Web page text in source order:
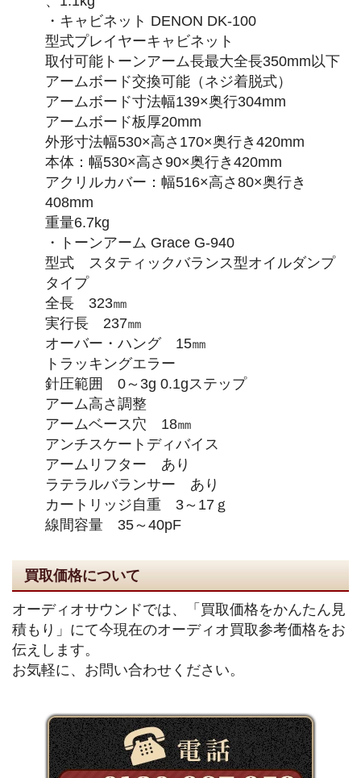
・キャビネット DENON DK-100
型式プレイヤーキャビネット
取付可能トーンアーム長最大全長350mm以下
アームボード交換可能（ネジ着脱式）
アームボード寸法幅139×奥行304mm
アームボード板厚20mm
外形寸法幅530×高さ170×奥行き420mm
本体：幅530×高さ90×奥行き420mm
アクリルカバー：幅516×高さ80×奥行き
408mm
重量6.7kg
・トーンアーム Grace G-940
型式 スタティックバランス型オイルダンプ
タイプ
全長 323㎜
実行長 237㎜
オーバー・ハング 15㎜
トラッキングエラー
針圧範囲 0～3g 0.1gステップ
アーム高さ調整
アームベース穴 18㎜
アンチスケートディバイス
アームリフター あり
ラテラルバランサー あり
カートリッジ自重 3～17ｇ
線間容量 35～40pF
買取価格について
オーディオサウンドでは、「買取価格をかんたん見
積もり」にて今現在のオーディオ買取参考価格をお
伝えします。
お気軽に、お問い合わせください。